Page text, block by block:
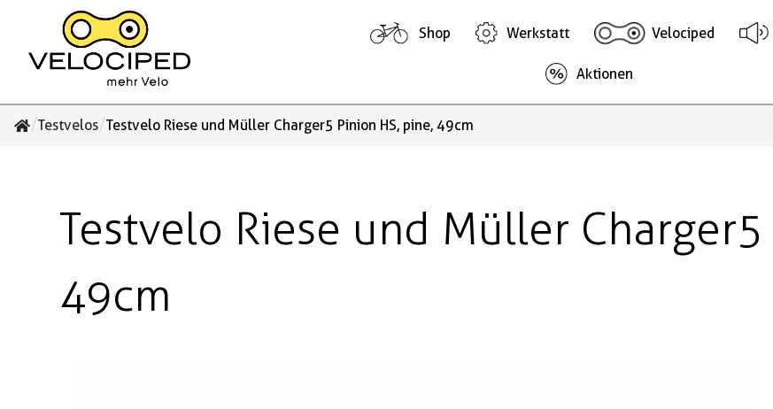
Shop Werkstatt Velociped
Aktionen
/Testvelos/Testvelo Riese und Müller Charger5 Pinion HS, pine, 49cm
Testvelo Riese und Müller
49cm